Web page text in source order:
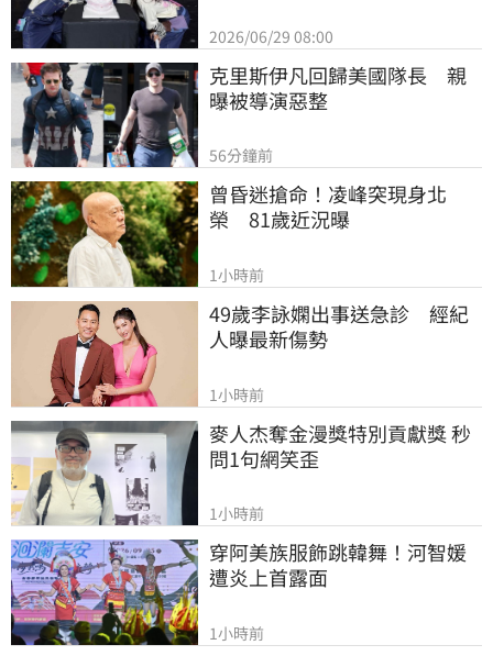
2026/06/29 08:00
克里斯伊凡回歸美國隊長　親
曝被導演惡整
56分鐘前
曾昏迷搶命！凌峰突現身北
榮　81歲近況曝
1小時前
49歲李詠嫻出事送急診　經紀
人曝最新傷勢
1小時前
麥人杰奪金漫獎特別貢獻獎 秒
問1句網笑歪
1小時前
穿阿美族服飾跳韓舞！河智媛
遭炎上首露面
1小時前